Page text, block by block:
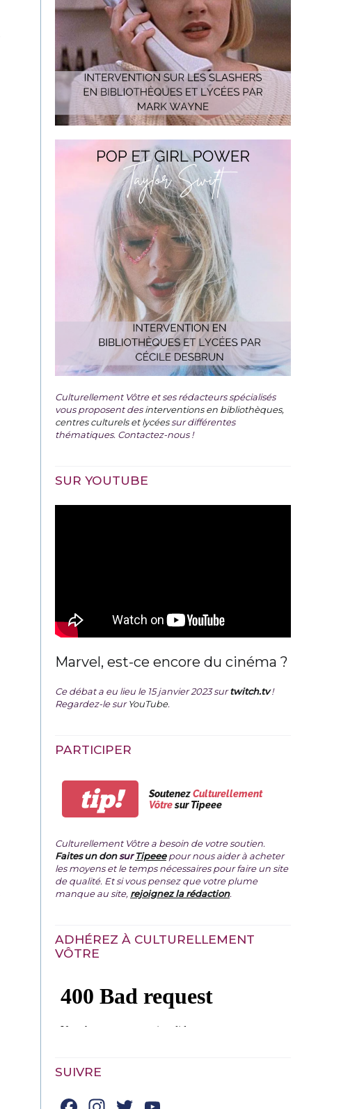
Culturellement Vôtre et ses rédacteurs spécialisés
vous proposent desinterventions en bibliothèques,
centres culturels et lycéessur différentes
thématiques. Contactez-nous !
SUR YOUTUBE
Marvel, est-ce encore du cinéma ?
Ce débat a eu lieu le 15 janvier 2023 surtwitch.tv !
Regardez-le surYouTube.
PARTICIPER
tip! SoutenezCulturellement
Vôtresur Tipeee
Culturellement Vôtre a besoin de votre soutien.
Faites un donsurTipeeepour nous aider à acheter
les moyens et le temps nécessaires pour faire un site
de qualité. Et si vous pensez que votre plume
manque au site, rejoignez la rédaction.
ADHÉREZ À CULTURELLEMENT
VÔTRE
SUIVRE